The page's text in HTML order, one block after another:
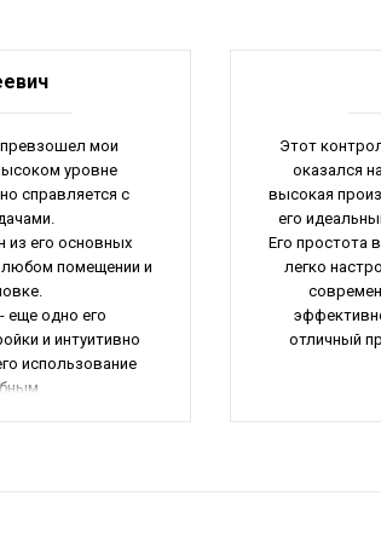
мои
уровне
справляется с
из его основных
помещении и
еще одно его
и интуитивно
использование
Этот
оказался
высокая
его
Его простота
легко
отличный